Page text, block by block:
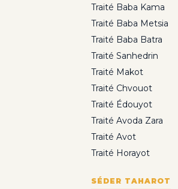
Traité Baba Kama
Traité Baba Metsia
Traité Baba Batra
Traité Sanhedrin
Traité Makot
Traité Chvouot
Traité Édouyot
Traité Avoda Zara
Traité Avot
Traité Horayot
SÉDER TAHAROT